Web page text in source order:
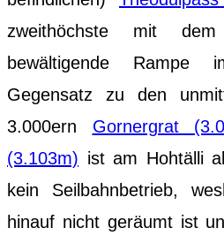
zweithöchste mit
bewältigende Rampe
Gegensatz zu den
3.000ern Gornergrat
(3.103m) ist am Hohtälli
kein Seilbahnbetrieb,
hinauf nicht geräumt ist